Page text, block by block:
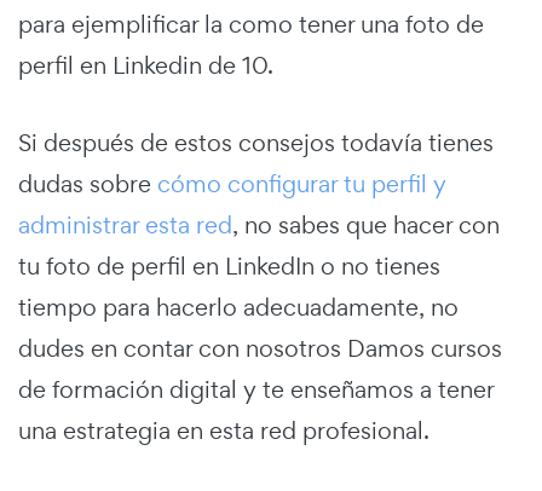
para ejemplificar la como tener una foto de
perfil en Linkedin de 10.
Si después de estos consejos todavía tienes
dudas sobre cómo configurar tu perfil y
administrar esta red, no sabes que hacer con
tu foto de perfil en LinkedIn o no tienes
tiempo para hacerlo adecuadamente, no
dudes en contar con nosotros Damos cursos
de formación digital y te enseñamos a tener
una estrategia en esta red profesional.